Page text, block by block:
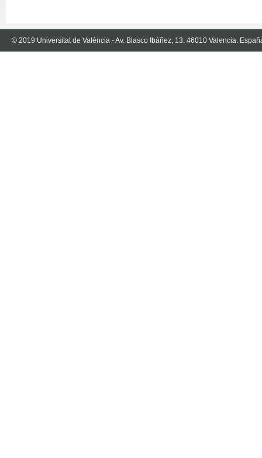
© 2019 Universitat de València - Av. Blasco Ibáñez, 13. 46010 Valencia.